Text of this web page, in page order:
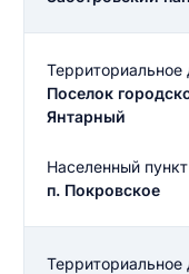
Территориальное
Поселок
Янтарный
Населенный пункт
п. Покровское
Территориальное